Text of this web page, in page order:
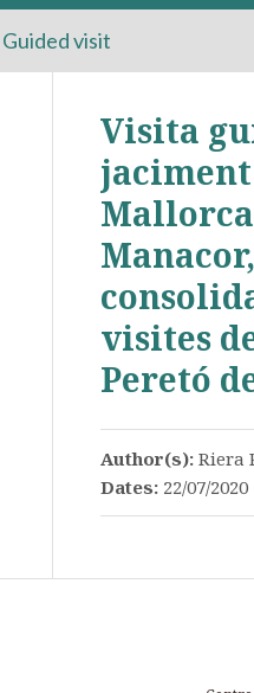
Guided visit
Visita
jaciment
visites
Peretó
Author(s): Riera
Dates: 22/07/